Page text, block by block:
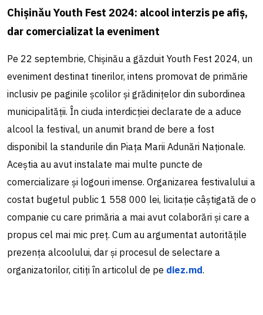
Chișinău Youth Fest 2024: alcool interzis pe afiș,
dar comercializat la eveniment
Pe 22 septembrie, Chișinău a găzduit Youth Fest 2024, un
eveniment destinat tinerilor, intens promovat de primărie
inclusiv pe paginile școlilor și grădinițelor din subordinea
municipalității. În ciuda interdicției declarate de a aduce
alcool la festival, un anumit brand de bere a fost
disponibil la standurile din Piața Marii Adunări Naționale.
Aceștia au avut instalate mai multe puncte de
comercializare și logouri imense. Organizarea festivalului a
costat bugetul public 1 558 000 lei, licitație câștigată de o
companie cu care primăria a mai avut colaborări și care a
propus cel mai mic preț. Cum au argumentat autoritățile
prezența alcoolului, dar și procesul de selectare a
organizatorilor, citiți în articolul de pe diez.md.